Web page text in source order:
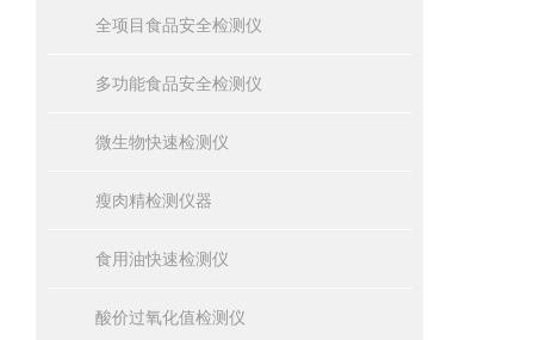
全项目食品安全检测仪
多功能食品安全检测仪
微生物快速检测仪
瘦肉精检测仪器
食用油快速检测仪
酸价过氧化值检测仪